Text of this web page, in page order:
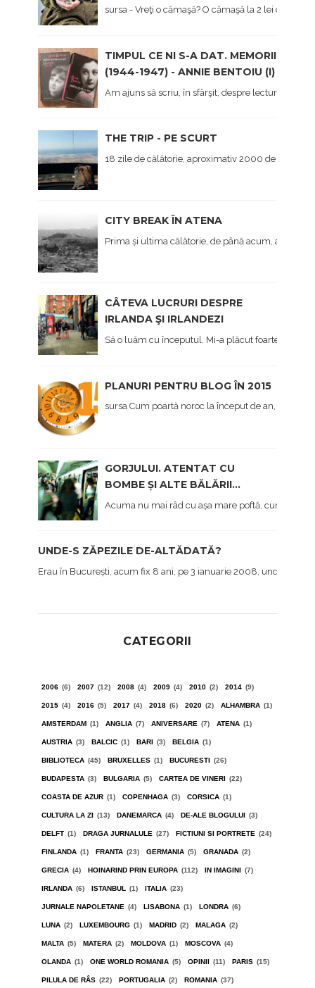
sursa - Vreţi o cămaşă? O cămaşă la 2 lei dau... -
TIMPUL CE NI S-A DAT. MEMORII
(1944-1947) - ANNIE BENTOIU (I)
Am ajuns să scriu, în sfârşit, despre lectura mea
THE TRIP - PE SCURT
18 zile de călătorie, aproximativ 2000 de
CITY BREAK ÎN ATENA
Prima și ultima călătorie, de până acum, a
CÂTEVA LUCRURI DESPRE
IRLANDA ŞI IRLANDEZI
Să o luăm cu începutul. Mi-a plăcut foarte mult
PLANURI PENTRU BLOG ÎN 2015
sursa Cum poartă noroc la început de an, afișez și
GORJULUI. ATENTAT CU
BOMBE ȘI ALTE BĂLĂRII...
Acuma nu mai râd cu așa mare poftă, cum am
UNDE-S ZĂPEZILE DE-ALTĂDATĂ?
Erau în București, acum fix 8 ani, pe 3 ianuarie 2008, undeva pe
CATEGORII
2006 (6) 2007 (12) 2008 (4) 2009 (4) 2010 (2) 2014 (9)
2015 (4) 2016 (5) 2017 (4) 2018 (6) 2020 (2) ALHAMBRA (1)
AMSTERDAM (1) ANGLIA (7) ANIVERSARE (7) ATENA (1)
AUSTRIA (3) BALCIC (1) BARI (3) BELGIA (1)
BIBLIOTECA (45) BRUXELLES (1) BUCURESTI (26)
BUDAPESTA (3) BULGARIA (5) CARTEA DE VINERI (22)
COASTA DE AZUR (1) COPENHAGA (3) CORSICA (1)
CULTURA LA ZI (13) DANEMARCA (4) DE-ALE BLOGULUI (3)
DELFT (1) DRAGA JURNALULE (27) FICTIUNI SI PORTRETE (24)
FINLANDA (1) FRANTA (23) GERMANIA (5) GRANADA (2)
GRECIA (4) HOINARIND PRIN EUROPA (112) IN IMAGINI (7)
IRLANDA (6) ISTANBUL (1) ITALIA (23)
JURNALE NAPOLETANE (4) LISABONA (1) LONDRA (6)
LUNA (2) LUXEMBOURG (1) MADRID (2) MALAGA (2)
MALTA (5) MATERA (2) MOLDOVA (1) MOSCOVA (4)
OLANDA (1) ONE WORLD ROMANIA (5) OPINII (11) PARIS (15)
PILULA DE RÂS (22) PORTUGALIA (2) ROMANIA (37)